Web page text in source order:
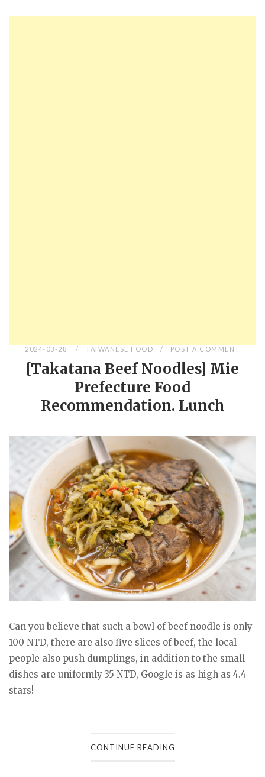
2024-03-28 TAIWANESE FOOD POST A COMMENT
[Takatana Beef Noodles] Mie
Prefecture Food
Recommendation. Lunch
Can you believe that such a bowl of beef noodle is only
100 NTD, there are also five slices of beef, the local
people also push dumplings, in addition to the small
dishes are uniformly 35 NTD, Google is as high as 4.4
stars!
CONTINUE READING